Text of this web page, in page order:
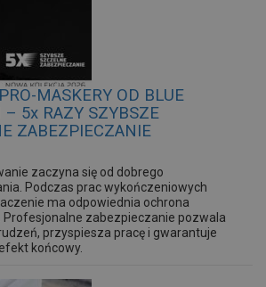
MASKERY OD BLUE
– 5x RAZY SZYBSZE
ZABEZPIECZANIE
zaczyna się od dobrego
Podczas prac wykończeniowych
ma odpowiednia ochrona
Profesjonalne zabezpieczanie pozwala
przyspiesza pracę i gwarantuje
końcowy.